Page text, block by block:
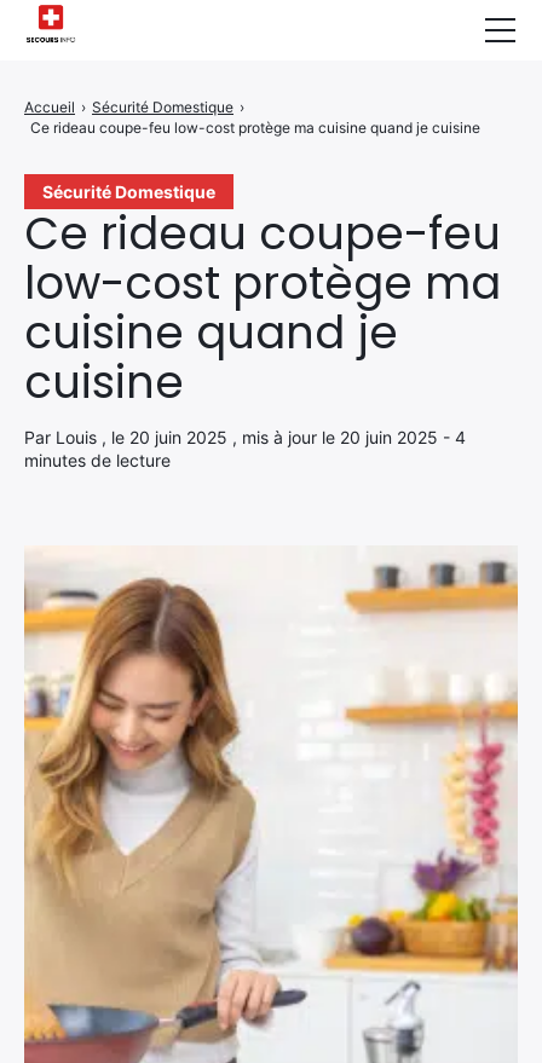
Sécurité Domestique
Ce rideau coupe-feu
low-cost protège ma
cuisine quand je
cuisine
Par Louis , le 20 juin 2025 , mis à jour le 20 juin 2025 - 4
minutes de lecture
Accueil › Sécurité Domestique ›
Ce rideau coupe-feu low-cost protège ma cuisine quand je cuisine
Infos & Conseils
Actualités des Secours
Santé & Bien-être
A propos de Nous
Contactez-nous
Politique de Confidentialité